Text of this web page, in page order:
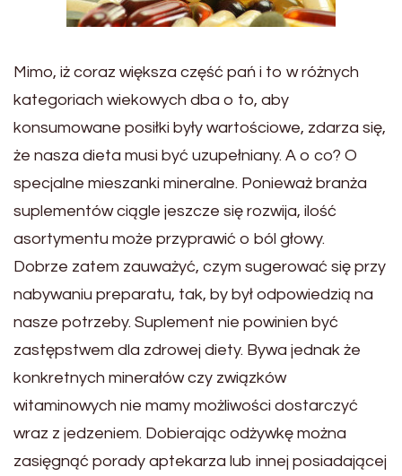
Mimo, iż coraz większa część pań i to w różnych
kategoriach wiekowych dba o to, aby
konsumowane posiłki były wartościowe, zdarza się,
że nasza dieta musi być uzupełniany. A o co? O
specjalne mieszanki mineralne. Ponieważ branża
suplementów ciągle jeszcze się rozwija, ilość
asortymentu może przyprawić o ból głowy.
Dobrze zatem zauważyć, czym sugerować się przy
nabywaniu preparatu, tak, by był odpowiedzią na
nasze potrzeby. Suplement nie powinien być
zastępstwem dla zdrowej diety. Bywa jednak że
konkretnych minerałów czy związków
witaminowych nie mamy możliwości dostarczyć
wraz z jedzeniem. Dobierając odżywkę można
zasięgnąć porady aptekarza lub innej posiadającej